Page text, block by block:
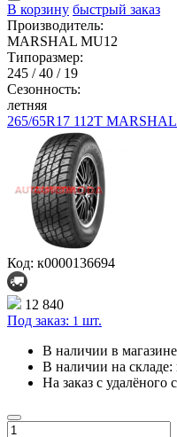
В корзину быстрый заказ
Производитель:
MARSHAL MU12
Типоразмер:
245 / 40 / 19
Сезонность:
летняя
265/65R17 112T MARSHAL
Код: к0000136694
12 840
Под заказ: 1 шт.
В наличии в
В наличии на складе:
На заказ с удалёного